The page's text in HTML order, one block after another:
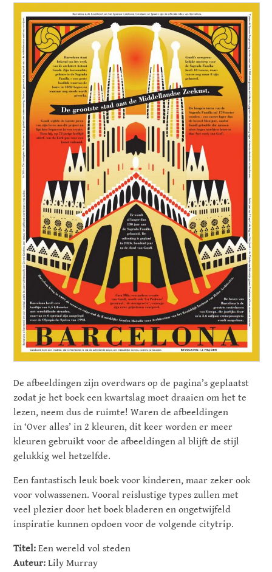
De afbeeldingen zijn overdwars op de pagina’s geplaatst
zodat je het boek een kwartslag moet draaien om het te
lezen, neem dus de ruimte! Waren de afbeeldingen
in ‘Over alles’ in 2 kleuren, dit keer worden er meer
kleuren gebruikt voor de afbeeldingen al blijft de stijl
gelukkig wel hetzelfde.
Een fantastisch leuk boek voor kinderen, maar zeker ook
voor volwassenen. Vooral reislustige types zullen met
veel plezier door het boek bladeren en ongetwijfeld
inspiratie kunnen opdoen voor de volgende citytrip.
Titel: Een wereld vol steden
Auteur: Lily Murray